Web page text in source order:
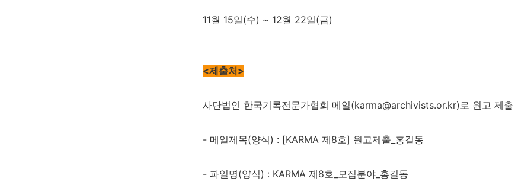
11월 15일(수) ~ 12월 22일(금)
<제출처>
사단법인 한국기록전문가협회 메일(karma@archivists.or.kr)로 원고 제출
- 메일제목(양식) : [KARMA 제8호] 원고제출_홍길동
- 파일명(양식) : KARMA 제8호_모집분야_홍길동